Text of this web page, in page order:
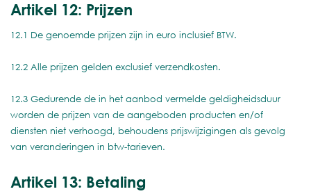
Artikel 12: Prijzen
12.1 De genoemde prijzen zijn in euro inclusief BTW.
12.2 Alle prijzen gelden exclusief verzendkosten.
12.3 Gedurende de in het aanbod vermelde geldigheidsduur
worden de prijzen van de aangeboden producten en/of
diensten niet verhoogd, behoudens prijswijzigingen als gevolg
van veranderingen in btw-tarieven.
Artikel 13: Betaling